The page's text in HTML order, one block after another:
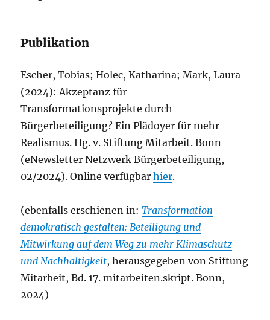
Publikation
Escher, Tobias; Holec, Katharina; Mark, Laura
(2024): Akzeptanz für
Transformationsprojekte durch
Bürgerbeteiligung? Ein Plädoyer für mehr
Realismus. Hg. v. Stiftung Mitarbeit. Bonn
(eNewsletter Netzwerk Bürgerbeteiligung,
02/2024). Online verfügbarhier.
(ebenfalls erschienen in:Transformation
demokratisch gestalten: Beteiligung und
Mitwirkung auf dem Weg zu mehr Klimaschutz
und Nachhaltigkeit, herausgegeben von Stiftung
Mitarbeit, Bd. 17. mitarbeiten.skript. Bonn,
2024)